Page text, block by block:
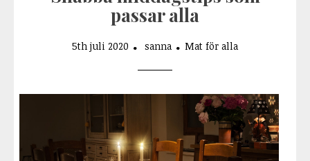
passar alla
5th juli 2020 sanna Mat för alla